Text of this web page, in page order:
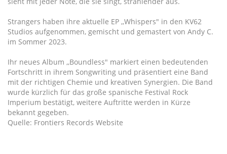
Strangers haben ihre aktuelle EP ,,Whispers" in den KV62
Studios aufgenommen, gemischt und gemastert von Andy C.
im Sommer 2023.
Ihr neues Album ,,Boundless" markiert einen bedeutenden
Fortschritt in ihrem Songwriting und präsentiert eine Band
mit der richtigen Chemie und kreativen Synergien. Die Band
wurde kürzlich für das große spanische Festival Rock
Imperium bestätigt, weitere Auftritte werden in Kürze
bekannt gegeben.
Quelle: Frontiers Records Website